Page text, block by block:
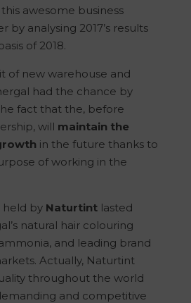
awesome business
by analysing 2017’s results
of 2018.
of new warehouse and
had the chance by
fact that the, before
will maintain the
in the future thanks to
of working in the
held by Naturtint lasted
natural hair colouring
and leading brand
Actually, Naturtint
throughout the world
and competitive